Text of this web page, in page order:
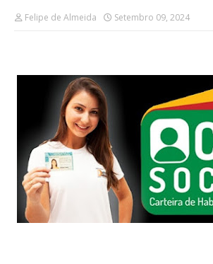
Felipe de Almeida Setembro 09, 2024